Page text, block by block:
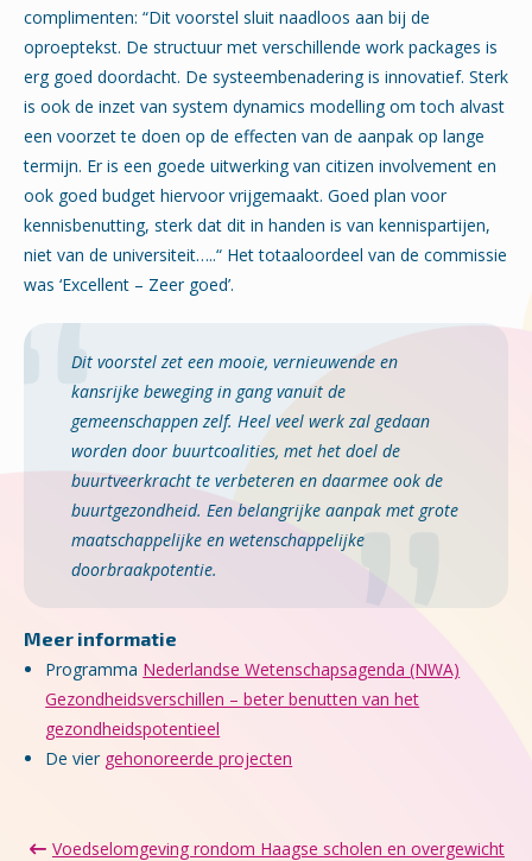
complimenten: “Dit voorstel sluit naadloos aan bij de
oproeptekst. De structuur met verschillende work packages is
erg goed doordacht. De systeembenadering is innovatief. Sterk
is ook de inzet van system dynamics modelling om toch alvast
een voorzet te doen op de effecten van de aanpak op lange
termijn. Er is een goede uitwerking van citizen involvement en
ook goed budget hiervoor vrijgemaakt. Goed plan voor
kennisbenutting, sterk dat dit in handen is van kennispartijen,
niet van de universiteit…..“ Het totaaloordeel van de commissie
was ‘Excellent – Zeer goed’.
Dit voorstel zet een mooie, vernieuwende en
kansrijke beweging in gang vanuit de
gemeenschappen zelf. Heel veel werk zal gedaan
worden door buurtcoalities, met het doel de
buurtveerkracht te verbeteren en daarmee ook de
buurtgezondheid. Een belangrijke aanpak met grote
maatschappelijke en wetenschappelijke
doorbraakpotentie.
Meer informatie
Programma Nederlandse Wetenschapsagenda (NWA)
Gezondheidsverschillen – beter benutten van het
gezondheidspotentieel
De vier gehonoreerde projecten
Voedselomgeving rondom Haagse scholen en overgewicht